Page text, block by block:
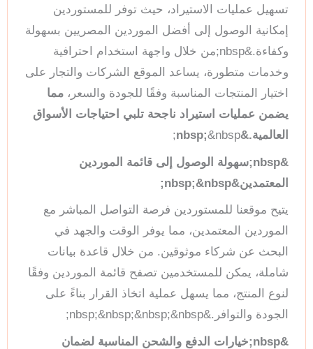
تسهيل عمليات الاستيراد، حيث توفر للمستوردين
إمكانية الوصول إلى أفضل الموردين المصريين بسهولة
وكفاءة.&nbsp;من خلال واجهة استخدام احترافية
وخدمات متطورة، يساعد الموقع الشركات والتجار على
اختيار المنتجات المناسبة وفقًا للجودة والسعر، مما
يضمن عمليات استيراد ناجحة تلبي احتياجات الأسواق
العالمية.&nbsp;&nbsp;
&nbsp;سهولة الوصول إلى قائمة الموردين
المعتمدين&nbsp;&nbsp;
يتيح موقعنا للمستوردين فرصة التواصل المباشر مع
الموردين المعتمدين، مما يوفر الوقت والجهد في
البحث عن شركاء موثوقين. من خلال قاعدة بيانات
شاملة، يمكن للمستخدمين تصفح قائمة الموردين وفقًا
لنوع المنتج، مما يسهل عملية اتخاذ القرار بناءً على
الجودة والتوافر.&nbsp;&nbsp;&nbsp;&nbsp;
&nbsp;خيارات الدفع والشحن المناسبة لضمان